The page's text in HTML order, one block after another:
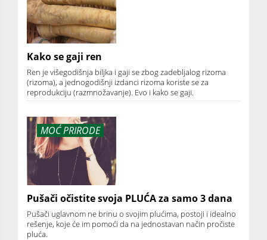
Kako se gaji ren
Ren je višegodišnja biljka i gaji se zbog zadebljalog rizoma
(rizoma), a jednogodišnji izdanci rizoma koriste se za
reprodukciju (razmnožavanje). Evo i kako se gaji.
MOĆ PRIRODE
Pušači očistite svoja PLUĆA za samo 3 dana
Pušači uglavnom ne brinu o svojim plućima, postoji i idealno
rešenje, koje će im pomoći da na jednostavan način pročiste
pluća.